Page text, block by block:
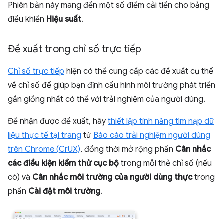
Phiên bản này mang đến một số điểm cải tiến cho bảng
điều khiển Hiệu suất.
Đề xuất trong chỉ số trực tiếp
Chỉ số trực tiếp hiện có thể cung cấp các đề xuất cụ thể
về chỉ số để giúp bạn định cấu hình môi trường phát triển
gần giống nhất có thể với trải nghiệm của người dùng.
Để nhận được đề xuất, hãy thiết lập tính năng tìm nạp dữ
liệu thực tế tại trang từ Báo cáo trải nghiệm người dùng
trên Chrome (CrUX), đồng thời mở rộng phần Cân nhắc
các điều kiện kiểm thử cục bộ trong mỗi thẻ chỉ số (nếu
có) và Cân nhắc môi trường của người dùng thựctrong
phần Cài đặt môi trường.